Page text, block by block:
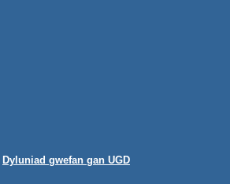
Dyluniad gwefan gan UGD